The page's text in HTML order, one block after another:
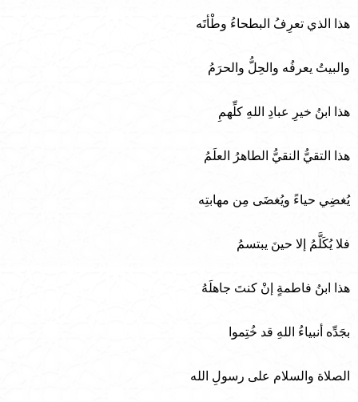
هذا الذي تعرِفُ البطحاءُ وطْأتَه
والبيتُ يعرفُه والحِلُّ والحرَمُ
هذا ابنُ خيرِ عبادِ اللهِ كلِّهمِ
هذا التقيُّ النقيُّ الطاهرُ العلَمُ
يُغضِي حياءً ويُغضَى مِن مهابتِه
فلا يُكَلَّمُ إلا حينَ يبتسمُ
هذا ابنُ فاطمةٍ إنْ كنتَ جاهلَهُ
بجَدِّه أنبياءُ اللهِ قد خُتِموا
الصلاة والسلام على رسولِ الله